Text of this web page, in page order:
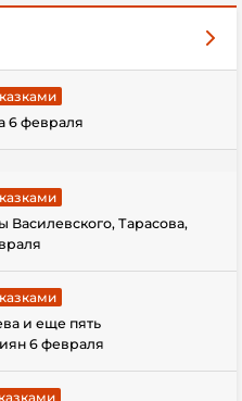
6 февраля
Тарасова,
и еще пять
6 февраля